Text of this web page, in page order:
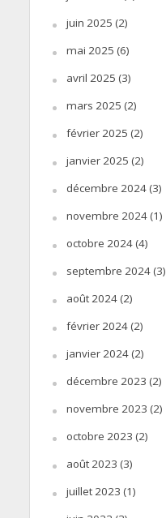
juin 2025 (2)
mai 2025 (6)
avril 2025 (3)
mars 2025 (2)
février 2025 (2)
janvier 2025 (2)
décembre 2024(3)
novembre 2024(1)
octobre 2024(4)
septembre 2024(3)
août 2024(2)
février 2024(2)
janvier 2024(2)
décembre 2023 (2)
novembre 2023 (2)
octobre 2023 (2)
août 2023 (3)
juillet 2023 (1)